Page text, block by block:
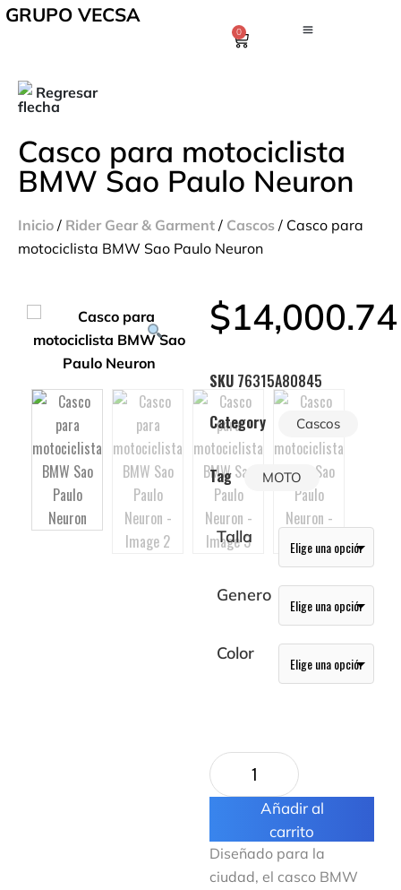
GRUPO VECSA
0
Regresar
Casco para motociclista
BMW Sao Paulo Neuron
Inicio / Rider Gear & Garment / Cascos / Casco para
motociclista BMW Sao Paulo Neuron
$14,000.74
SKU 76315A80845
Category
Cascos
Tag MOTO
Talla
Genero
Color
Añadir al
carrito
Diseñado para la
ciudad, el casco BMW